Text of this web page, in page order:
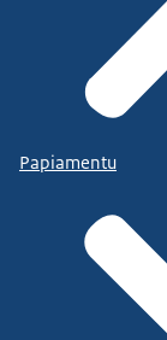
Papiamentu